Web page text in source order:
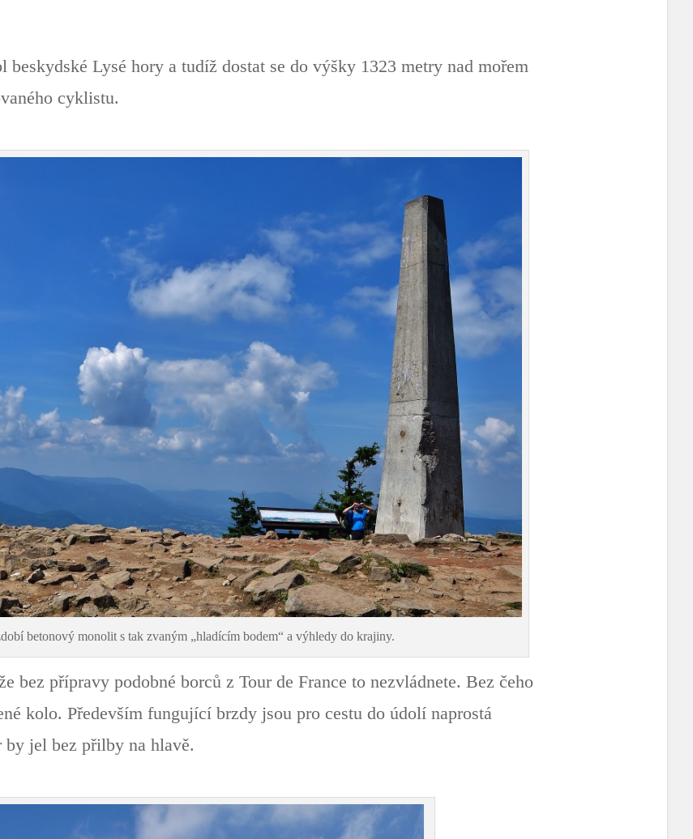
beskydské Lysé hory a tudíž dostat se do výšky 1323 metry nad mořem
cyklistu.
betonový monolit s tak zvaným „hladícím bodem“ a výhledy do krajiny.
bez přípravy podobné borců z Tour de France to nezvládnete. Bez čeho
kolo. Především fungující brzdy jsou pro cestu do údolí naprostá
by jel bez přilby na hlavě.